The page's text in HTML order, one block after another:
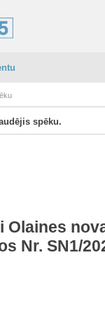
spēku.
Olaines
Nr. SN1/